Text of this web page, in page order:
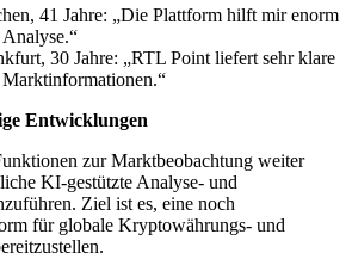
41 Jahre: „Die Plattform hilft mir enorm
30 Jahre: „RTL Point liefert sehr klare
Entwicklungen
zur Marktbeobachtung weiter
KI-gestützte Analyse- und
Ziel ist es, eine noch
für globale Kryptowährungs- und